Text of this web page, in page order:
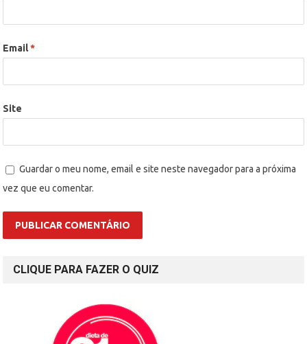
Email*
Site
Guardar o meu nome, email e site neste navegador para a próxima
vez que eu comentar.
CLIQUE PARA FAZER O QUIZ